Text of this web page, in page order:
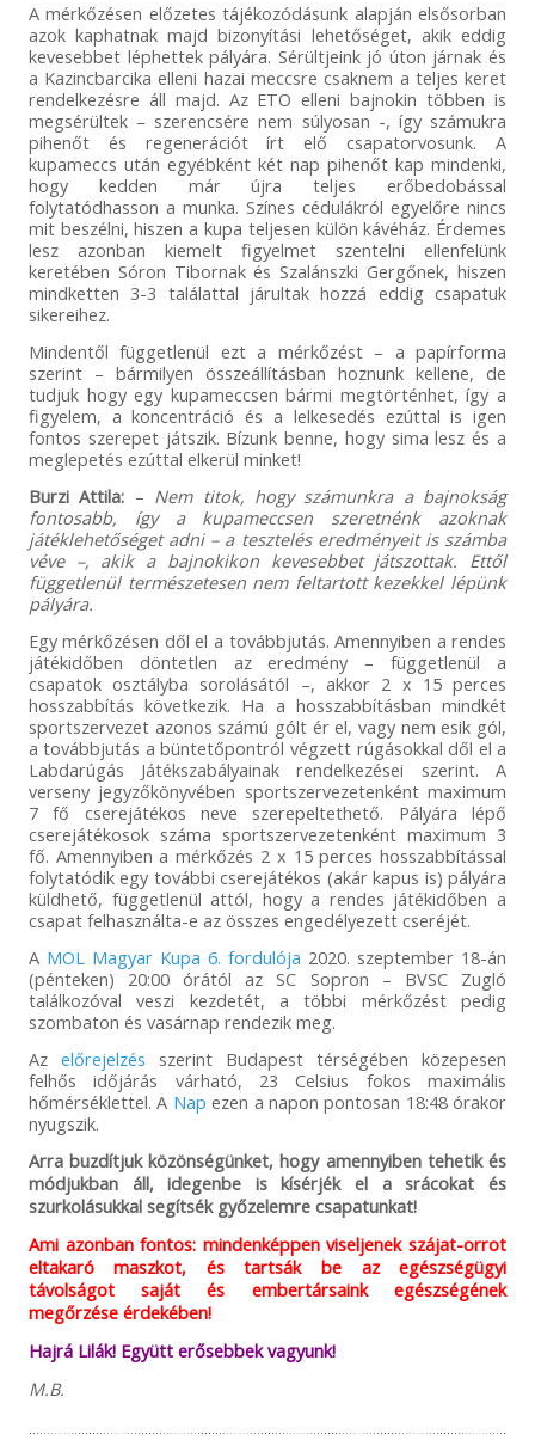
A mérkőzésen előzetes tájékozódásunk alapján elsősorban
azok kaphatnak majd bizonyítási lehetőséget, akik eddig
kevesebbet léphettek pályára. Sérültjeink jó úton járnak és
a Kazincbarcika elleni hazai meccsre csaknem a teljes keret
rendelkezésre áll majd. Az ETO elleni bajnokin többen is
megsérültek – szerencsére nem súlyosan -, így számukra
pihenőt és regenerációt írt elő csapatorvosunk. A
kupameccs után egyébként két nap pihenőt kap mindenki,
hogy kedden már újra teljes erőbedobással
folytatódhasson a munka. Színes cédulákról egyelőre nincs
mit beszélni, hiszen a kupa teljesen külön kávéház. Érdemes
lesz azonban kiemelt figyelmet szentelni ellenfelünk
keretében Sóron Tibornak és Szalánszki Gergőnek, hiszen
mindketten 3-3 találattal járultak hozzá eddig csapatuk
sikereihez.
Mindentől függetlenül ezt a mérkőzést – a papírforma
szerint – bármilyen összeállításban hoznunk kellene, de
tudjuk hogy egy kupameccsen bármi megtörténhet, így a
figyelem, a koncentráció és a lelkesedés ezúttal is igen
fontos szerepet játszik. Bízunk benne, hogy sima lesz és a
meglepetés ezúttal elkerül minket!
Burzi Attila: – Nem titok, hogy számunkra a bajnokság
fontosabb, így a kupameccsen szeretnénk azoknak
játéklehetőséget adni – a tesztelés eredményeit is számba
véve –, akik a bajnokikon kevesebbet játszottak. Ettől
függetlenül természetesen nem feltartott kezekkel lépünk
pályára.
Egy mérkőzésen dől el a továbbjutás. Amennyiben a rendes
játékidőben döntetlen az eredmény – függetlenül a
csapatok osztályba sorolásától –, akkor 2 x 15 perces
hosszabbítás következik. Ha a hosszabbításban mindkét
sportszervezet azonos számú gólt ér el, vagy nem esik gól,
a továbbjutás a büntetőpontról végzett rúgásokkal dől el a
Labdarúgás Játékszabályainak rendelkezései szerint. A
verseny jegyzőkönyvében sportszervezetenként maximum
7 fő cserejátékos neve szerepeltethető. Pályára lépő
cserejátékosok száma sportszervezetenként maximum 3
fő. Amennyiben a mérkőzés 2 x 15 perces hosszabbítással
folytatódik egy további cserejátékos (akár kapus is) pályára
küldhető, függetlenül attól, hogy a rendes játékidőben a
csapat felhasználta-e az összes engedélyezett cseréjét.
A MOL Magyar Kupa 6. fordulója 2020. szeptember 18-án
(pénteken) 20:00 órától az SC Sopron – BVSC Zugló
találkozóval veszi kezdetét, a többi mérkőzést pedig
szombaton és vasárnap rendezik meg.
Az előrejelzés szerint Budapest térségében közepesen
felhős időjárás várható, 23 Celsius fokos maximális
hőmérséklettel. A Nap ezen a napon pontosan 18:48 órakor
nyugszik.
Arra buzdítjuk közönségünket, hogy amennyiben tehetik és
módjukban áll, idegenbe is kísérjék el a srácokat és
szurkolásukkal segítsék győzelemre csapatunkat!
Ami azonban fontos: mindenképpen viseljenek szájat-orrot
eltakaró maszkot, és tartsák be az egészségügyi
távolságot saját és embertársaink egészségének
megőrzése érdekében!
Hajrá Lilák! Együtt erősebbek vagyunk!
M.B.